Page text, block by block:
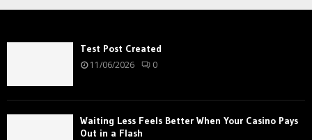
Test Post Created
11/06/2026 0
Waiting Less Feels Better When Your Casino Pays
Out in a Flash